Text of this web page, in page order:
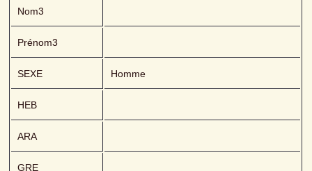
Nom3
Prénom3
SEXE Homme
HEB
ARA
GRE